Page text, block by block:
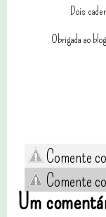
Dois
Obrigada ao
Comente
Comente
Um